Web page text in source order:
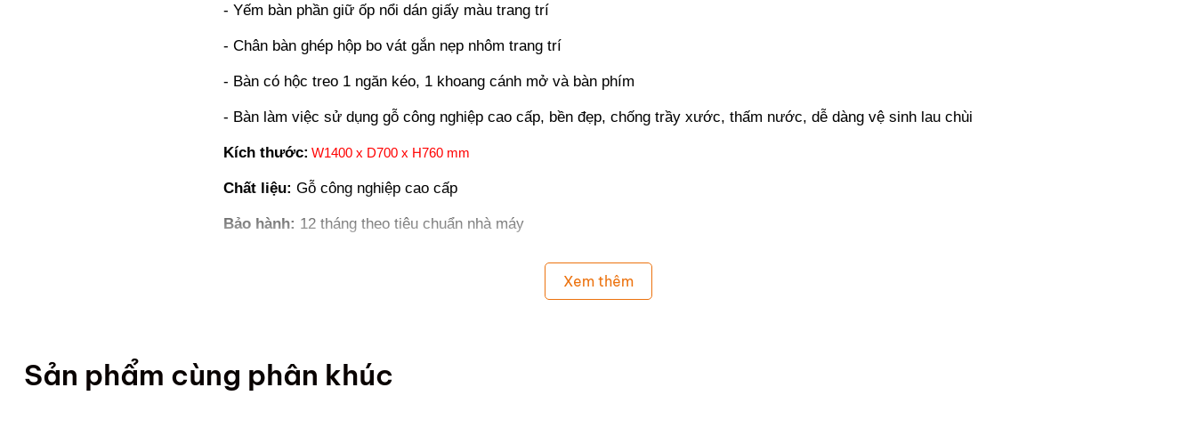
- Yếm bàn phần giữ ốp nổi dán giấy màu trang trí
- Chân bàn ghép hộp bo vát gắn nẹp nhôm trang trí
- Bàn có hộc treo 1 ngăn kéo, 1 khoang cánh mở và bàn phím
- Bàn làm việc sử dụng gỗ công nghiệp cao cấp, bền đẹp, chống trầy xước, thấm nước, dễ dàng vệ sinh lau chùi
Kích thước: W1400 x D700 x H760 mm
Chất liệu: Gỗ công nghiệp cao cấp
Bảo hành: 12 tháng theo tiêu chuẩn nhà máy
Xem thêm
Sản phẩm cùng phân khúc